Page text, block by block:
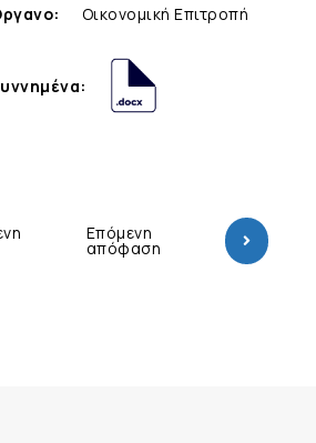
Οικονομική Επιτροπή
Επόμενη
απόφαση